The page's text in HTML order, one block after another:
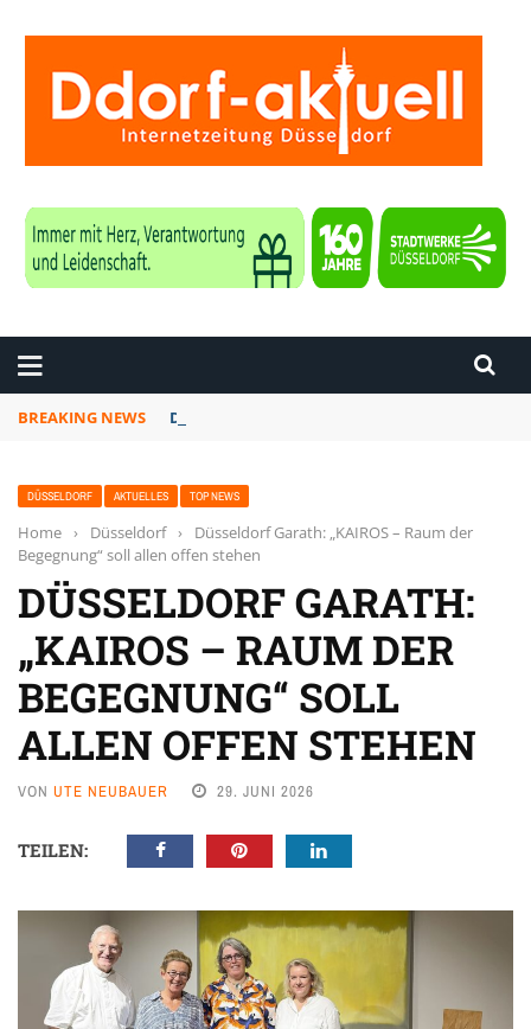
BREAKING NEWS Düsseldorf: Vollsperrung der Bergischen
DÜSSELDORF AKTUELLES TOP NEWS
Home › Düsseldorf ›
Düsseldorf Garath: „KAIROS – Raum der
Begegnung“ soll allen offen stehen
DÜSSELDORF GARATH:
„KAIROS – RAUM DER
BEGEGNUNG“ SOLL
ALLEN OFFEN STEHEN
VON UTE NEUBAUER 29. JUNI 2026
TEILEN: